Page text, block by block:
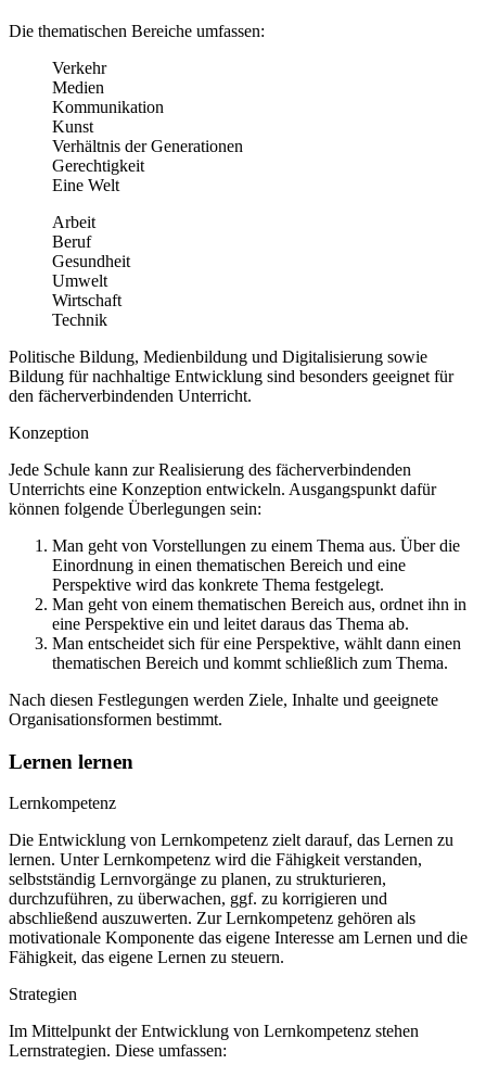
Die thematischen Bereiche umfassen:
Verkehr
Medien
Kommunikation
Kunst
Verhältnis der Generationen
Gerechtigkeit
Eine Welt
Arbeit
Beruf
Gesundheit
Umwelt
Wirtschaft
Technik
Politische Bildung, Medienbildung und Digitalisierung sowie
Bildung für nachhaltige Entwicklung sind besonders geeignet für
den fächerverbindenden Unterricht.
Konzeption
Jede Schule kann zur Realisierung des fächerverbindenden
Unterrichts eine Konzeption entwickeln. Ausgangspunkt dafür
können folgende Überlegungen sein:
Man geht von Vorstellungen zu einem Thema aus. Über die
Einordnung in einen thematischen Bereich und eine
Perspektive wird das konkrete Thema festgelegt.
Man geht von einem thematischen Bereich aus, ordnet ihn in
eine Perspektive ein und leitet daraus das Thema ab.
Man entscheidet sich für eine Perspektive, wählt dann einen
thematischen Bereich und kommt schließlich zum Thema.
Nach diesen Festlegungen werden Ziele, Inhalte und geeignete
Organisationsformen bestimmt.
Lernen lernen
Lernkompetenz
Die Entwicklung von Lernkompetenz zielt darauf, das Lernen zu
lernen. Unter Lernkompetenz wird die Fähigkeit verstanden,
selbstständig Lernvorgänge zu planen, zu strukturieren,
durchzuführen, zu überwachen, ggf. zu korrigieren und
abschließend auszuwerten. Zur Lernkompetenz gehören als
motivationale Komponente das eigene Interesse am Lernen und die
Fähigkeit, das eigene Lernen zu steuern.
Strategien
Im Mittelpunkt der Entwicklung von Lernkompetenz stehen
Lernstrategien. Diese umfassen: